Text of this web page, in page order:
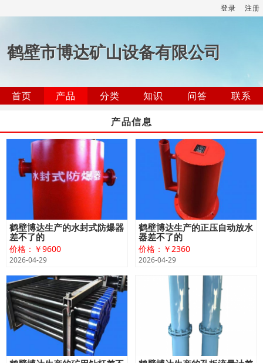
登录 注册
鹤壁市博达矿山设备有限公司
首页 产品 分类 知识 问答
联系
产品信息
鹤壁博达生产的水封式防爆器
差不了的
价格：￥9600
2026-04-29
鹤壁博达生产的正压自动放水
器差不了的
价格：￥2360
2026-04-29